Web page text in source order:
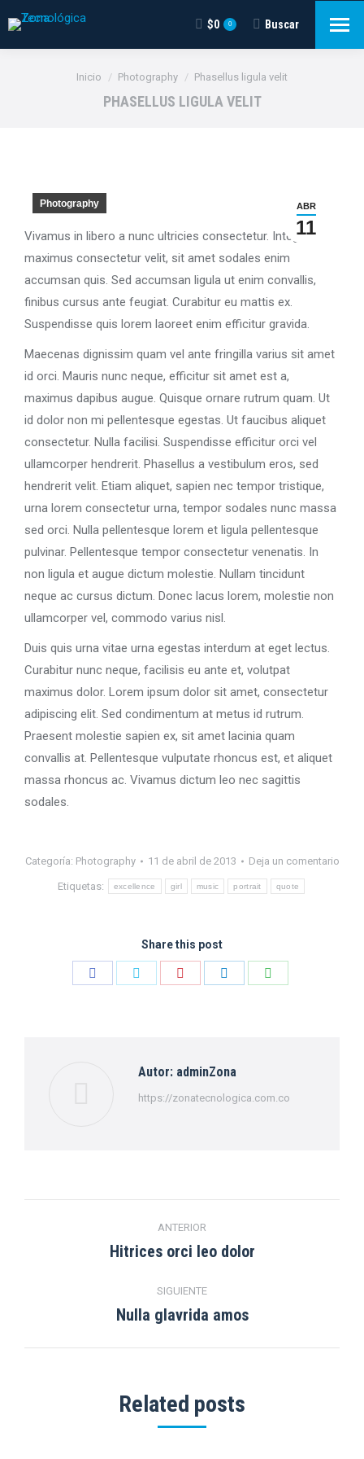
$0 0 Buscar:
Buscar
Estás aquí:
Inicio Photography Phasellus ligula velit
PHASELLUS LIGULA VELIT
ABR
11
Photography
Vivamus in libero a nunc ultricies consectetur. Integer
maximus consectetur velit, sit amet sodales enim
accumsan quis. Sed accumsan ligula ut enim convallis,
finibus cursus ante feugiat. Curabitur eu mattis ex.
Suspendisse quis lorem laoreet enim efficitur gravida.
Maecenas dignissim quam vel ante fringilla varius sit amet
id orci. Mauris nunc neque, efficitur sit amet est a,
maximus dapibus augue. Quisque ornare rutrum quam. Ut
id dolor non mi pellentesque egestas. Ut faucibus aliquet
consectetur. Nulla facilisi. Suspendisse efficitur orci vel
ullamcorper hendrerit. Phasellus a vestibulum eros, sed
hendrerit velit. Etiam aliquet, sapien nec tempor tristique,
urna lorem consectetur urna, tempor sodales nunc massa
sed orci. Nulla pellentesque lorem et ligula pellentesque
pulvinar. Pellentesque tempor consectetur venenatis. In
non ligula et augue dictum molestie. Nullam tincidunt
neque ac cursus dictum. Donec lacus lorem, molestie non
ullamcorper vel, commodo varius nisl.
Duis quis urna vitae urna egestas interdum at eget lectus.
Curabitur nunc neque, facilisis eu ante et, volutpat
maximus dolor. Lorem ipsum dolor sit amet, consectetur
adipiscing elit. Sed condimentum at metus id rutrum.
Praesent molestie sapien ex, sit amet lacinia quam
convallis at. Pellentesque vulputate rhoncus est, et aliquet
massa rhoncus ac. Vivamus dictum leo nec sagittis
sodales.
Categoría: Photography 11 de abril de 2013 Deja un comentario
Etiquetas: excellence girl music portrait quote
Share this post
Autor: adminZona
https://zonatecnologica.com.co
Navegación
publicaciones
ANTERIOR
Publicación
Hitrices orci leo dolor
SIGUIENTE
Publicación
Nulla glavrida amos
Related posts